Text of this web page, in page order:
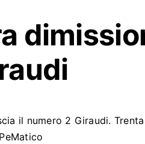
il numero 2 Giraudi.